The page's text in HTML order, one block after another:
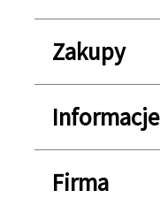
Zakupy
Informacje
Firma